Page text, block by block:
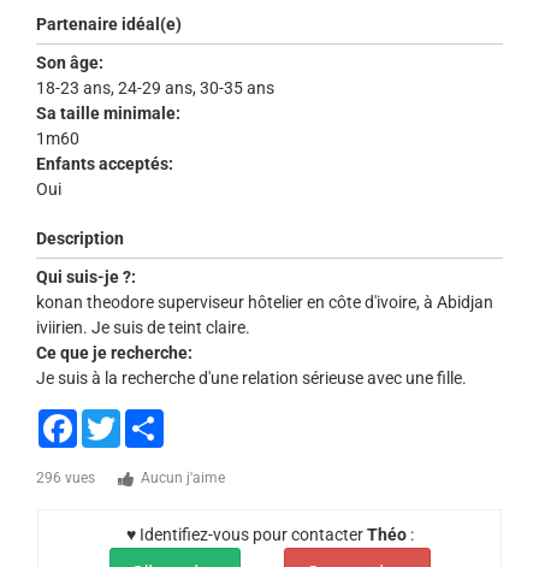
Partenaire idéal(e)
Son âge:
18-23 ans, 24-29 ans, 30-35 ans
Sa taille minimale:
1m60
Enfants acceptés:
Oui
Description
Qui suis-je ?:
konan theodore superviseur hôtelier en côte d'ivoire, à Abidjan
iviirien. Je suis de teint claire.
Ce que je recherche:
Je suis à la recherche d'une relation sérieuse avec une fille.
Facebook
Twitter
296 vues Aucun j'aime
♥ Identifiez-vous pour contacterThéo: